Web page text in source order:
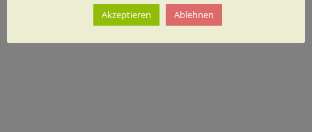
Akzeptieren Ablehnen